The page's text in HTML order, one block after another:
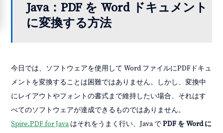
Java：PDF を Word ドキュメント
に変換する方法
今日では、ソフトウェアを使用して Word ファイルにPDFドキュ
メントを変換することは困難ではありません。しかし、変換中
にレイアウトやフォントの書式まで維持したい場合、それはす
べてのソフトウェアが達成できるものではありません。
Spire.PDF for Javaはそれをうまく行い、Java でPDF を Word に